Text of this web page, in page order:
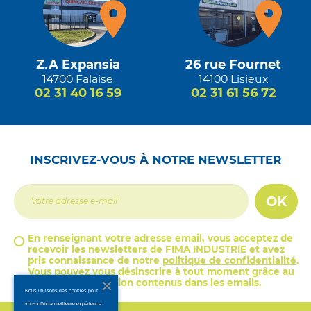
Z.A Expansia
14700 Falaise
02 31 40 16 59
26 rue Fournet
14100 Lisieux
02 31 61 56 72
INSCRIVEZ-VOUS À NOTRE NEWSLETTER
OK
En renseignant votre adresse email, vous acceptez de
recevoir les newsletters de FIMA INDUSTRIE et avez
pris connaissance de notre politique de confidentialité.
Vous pouvez vous désinscrire à tout moment grâce au
lien de désinscription contenus dans les emails.
Nous utilisons des cookies pour
vous offrir la meilleure expérience